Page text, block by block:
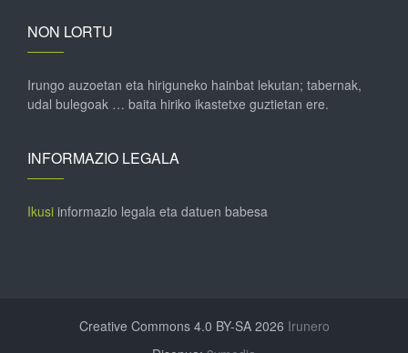
NON LORTU
Irungo auzoetan eta hiriguneko hainbat lekutan; tabernak,
udal bulegoak … baita hiriko ikastetxe guztietan ere.
INFORMAZIO LEGALA
Ikusi informazio legala eta datuen babesa
Creative Commons 4.0 BY-SA 2026 Irunero